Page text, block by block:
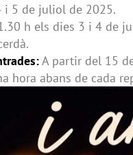
i 5 de juliol de 2025.
h els dies 3 i 4 de
A partir del 15
hora abans de cada